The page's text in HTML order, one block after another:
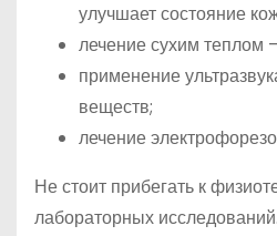
улучшает состояние
лечение сухим теплом
применение
веществ;
лечение
Не стоит прибегать к
лабораторных исследований.